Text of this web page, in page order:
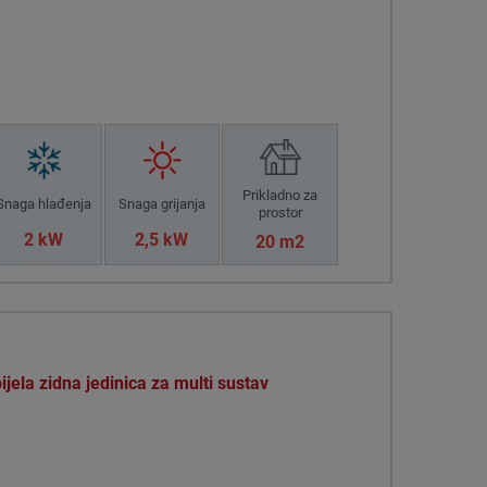
hlađenja
2 kW
Snaga grijanja
2,5 kW
Prikladno za
prostor
20 m2
zidna jedinica za multi sustav